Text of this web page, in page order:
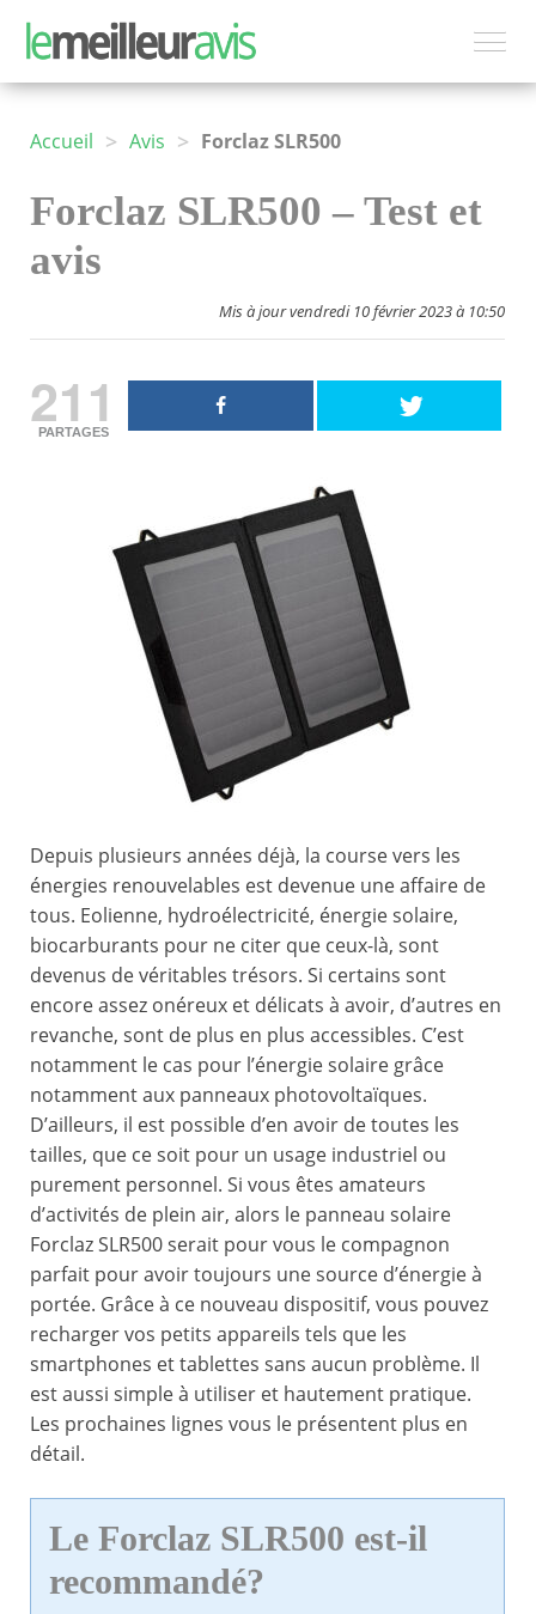
Accueil > Avis > Forclaz SLR500
Forclaz SLR500 – Test et
avis
Mis à jour vendredi 10 février 2023 à 10:50
211
PARTAGES
Depuis plusieurs années déjà, la course vers les
énergies renouvelables est devenue une affaire de
tous. Eolienne, hydroélectricité, énergie solaire,
biocarburants pour ne citer que ceux-là, sont
devenus de véritables trésors. Si certains sont
encore assez onéreux et délicats à avoir, d’autres en
revanche, sont de plus en plus accessibles. C’est
notamment le cas pour l’énergie solaire grâce
notamment aux panneaux photovoltaïques.
D’ailleurs, il est possible d’en avoir de toutes les
tailles, que ce soit pour un usage industriel ou
purement personnel. Si vous êtes amateurs
d’activités de plein air, alors le panneau solaire
Forclaz SLR500 serait pour vous le compagnon
parfait pour avoir toujours une source d’énergie à
portée. Grâce à ce nouveau dispositif, vous pouvez
recharger vos petits appareils tels que les
smartphones et tablettes sans aucun problème. Il
est aussi simple à utiliser et hautement pratique.
Les prochaines lignes vous le présentent plus en
détail.
Le Forclaz SLR500 est-il
recommandé?